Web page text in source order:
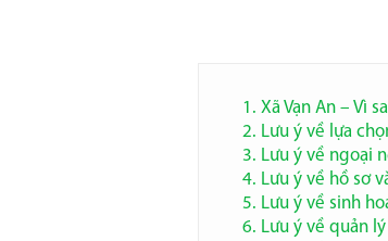
1. Xã Vạn An – Vì
2. Lưu ý về lựa
3. Lưu ý về ngoại
4. Lưu ý về hồ sơ
5. Lưu ý về sinh
6. Lưu ý về quản